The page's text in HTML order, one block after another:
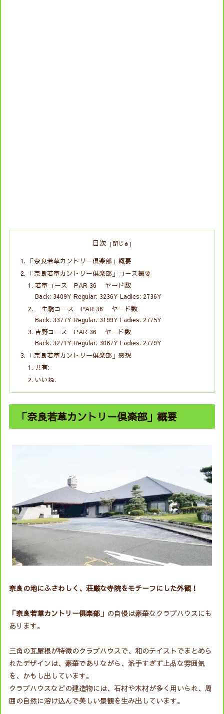
目次
「奈良若草カントリー倶楽部」概要
「奈良若草カントリー倶楽部」コース概要
若草コース PAR 36 ヤード数
Back: 3409Y Regular: 3236Y Ladies: 2736Y
生駒コース PAR 36 ヤード数
Back: 3377Y Regular: 3199Y Ladies: 2775Y
吉野コース PAR 36 ヤード数
Back: 3271Y Regular: 3087Y Ladies: 2779Y
「奈良若草カントリー倶楽部」感想
共有:
いいね:
「奈良若草カントリー倶楽部」概要
奈良の地にふさわしく、荘厳な寺院をモチーフにした外観！
「奈良若草カントリー倶楽部」 の自慢は豪華なクラブハウスにも
あります。
三角の瓦屋根が特徴のクラブハウスで、和のテイストでまとめら
れたデザインは、豪華でありながら、派手すぎず上品な雰囲気
を、かもし出しています。
クラブハウスなどの建造物には、石材や木材が多く用いられ、周
囲の自然に溶け込んで美しい景観を生み出しています。